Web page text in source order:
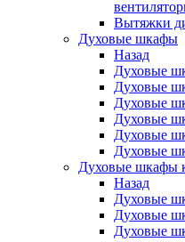
Вытяжки
Духовые шкафы
Назад
Духовые
Духовые
Духовые
Духовые
Духовые
Духовые
Духовые шкафы
Назад
Духовые
Духовые
Духовые